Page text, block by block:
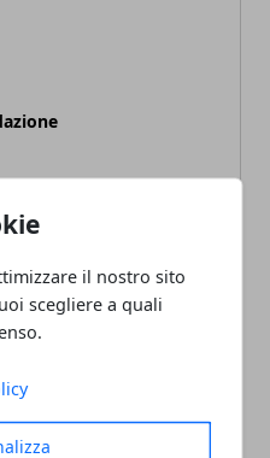
il nostro sito
scegliere a quali